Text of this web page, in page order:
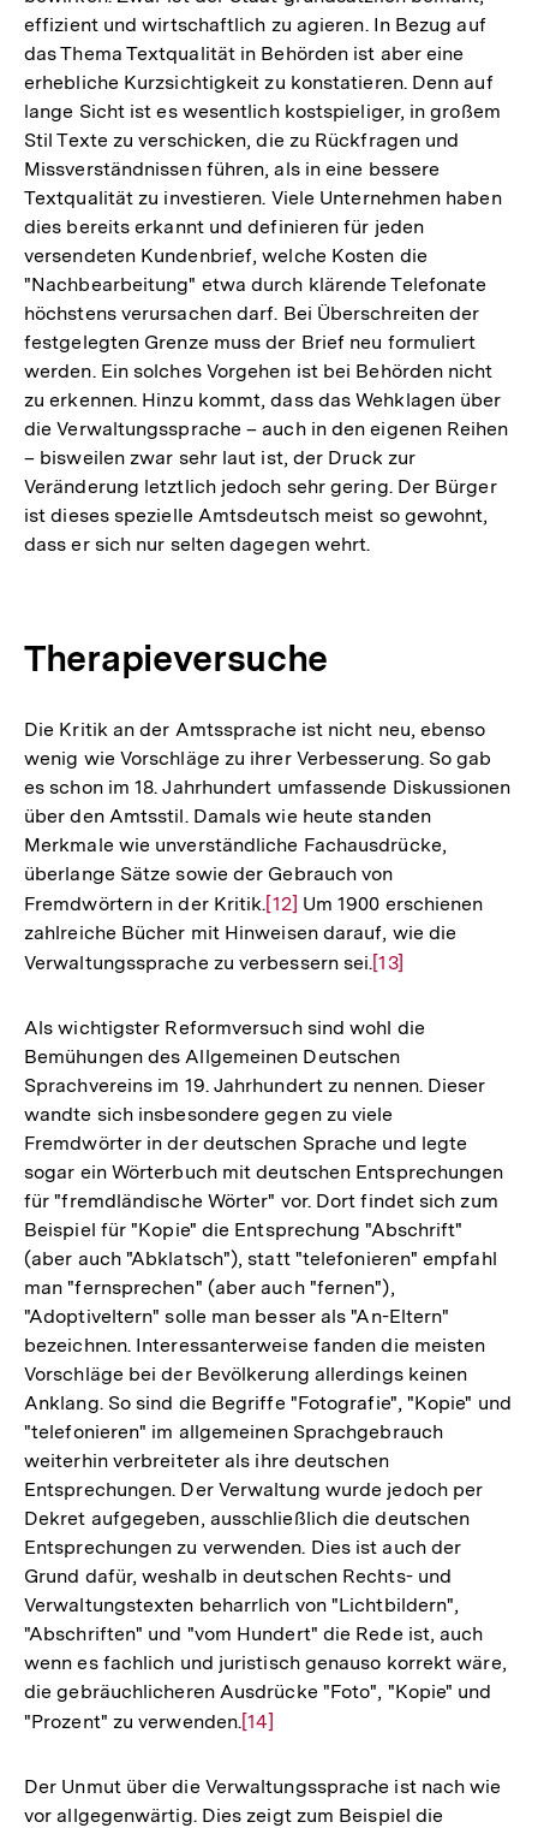
effizient und wirtschaftlich zu agieren. In Bezug auf
das Thema Textqualität in Behörden ist aber eine
erhebliche Kurzsichtigkeit zu konstatieren. Denn auf
lange Sicht ist es wesentlich kostspieliger, in großem
Stil Texte zu verschicken, die zu Rückfragen und
Missverständnissen führen, als in eine bessere
Textqualität zu investieren. Viele Unternehmen haben
dies bereits erkannt und definieren für jeden
versendeten Kundenbrief, welche Kosten die
"Nachbearbeitung" etwa durch klärende Telefonate
höchstens verursachen darf. Bei Überschreiten der
festgelegten Grenze muss der Brief neu formuliert
werden. Ein solches Vorgehen ist bei Behörden nicht
zu erkennen. Hinzu kommt, dass das Wehklagen über
die Verwaltungssprache – auch in den eigenen Reihen
– bisweilen zwar sehr laut ist, der Druck zur
Veränderung letztlich jedoch sehr gering. Der Bürger
ist dieses spezielle Amtsdeutsch meist so gewohnt,
dass er sich nur selten dagegen wehrt.
Therapieversuche
Die Kritik an der Amtssprache ist nicht neu, ebenso
wenig wie Vorschläge zu ihrer Verbesserung. So gab
es schon im 18. Jahrhundert umfassende Diskussionen
über den Amtsstil. Damals wie heute standen
Merkmale wie unverständliche Fachausdrücke,
überlange Sätze sowie der Gebrauch von
Fremdwörtern in der Kritik.Zur
Auflösung
der
[12] Um 1900 erschienen
zahlreiche Bücher mit Hinweisen darauf, wie die
Verwaltungssprache zu verbessern sei.Zur
der
Fußnote
[13]
Als wichtigster Reformversuch sind wohl die
Bemühungen des Allgemeinen Deutschen
Sprachvereins im 19. Jahrhundert zu nennen. Dieser
wandte sich insbesondere gegen zu viele
Fremdwörter in der deutschen Sprache und legte
sogar ein Wörterbuch mit deutschen Entsprechungen
für "fremdländische Wörter" vor. Dort findet sich zum
Beispiel für "Kopie" die Entsprechung "Abschrift"
(aber auch "Abklatsch"), statt "telefonieren" empfahl
man "fernsprechen" (aber auch "fernen"),
"Adoptiveltern" solle man besser als "An-Eltern"
bezeichnen. Interessanterweise fanden die meisten
Vorschläge bei der Bevölkerung allerdings keinen
Anklang. So sind die Begriffe "Fotografie", "Kopie" und
"telefonieren" im allgemeinen Sprachgebrauch
weiterhin verbreiteter als ihre deutschen
Entsprechungen. Der Verwaltung wurde jedoch per
Dekret aufgegeben, ausschließlich die deutschen
Entsprechungen zu verwenden. Dies ist auch der
Grund dafür, weshalb in deutschen Rechts- und
Verwaltungstexten beharrlich von "Lichtbildern",
"Abschriften" und "vom Hundert" die Rede ist, auch
wenn es fachlich und juristisch genauso korrekt wäre,
die gebräuchlicheren Ausdrücke "Foto", "Kopie" und
"Prozent" zu verwenden.Zur
der
Fußnote
[14]
Der Unmut über die Verwaltungssprache ist nach wie
vor allgegenwärtig. Dies zeigt zum Beispiel die